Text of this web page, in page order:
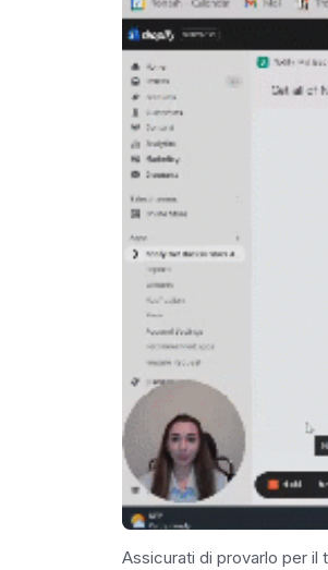
Assicurati di provarlo per il